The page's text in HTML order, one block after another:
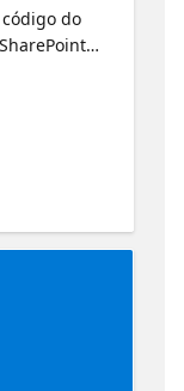
do
Esta
os
para
a